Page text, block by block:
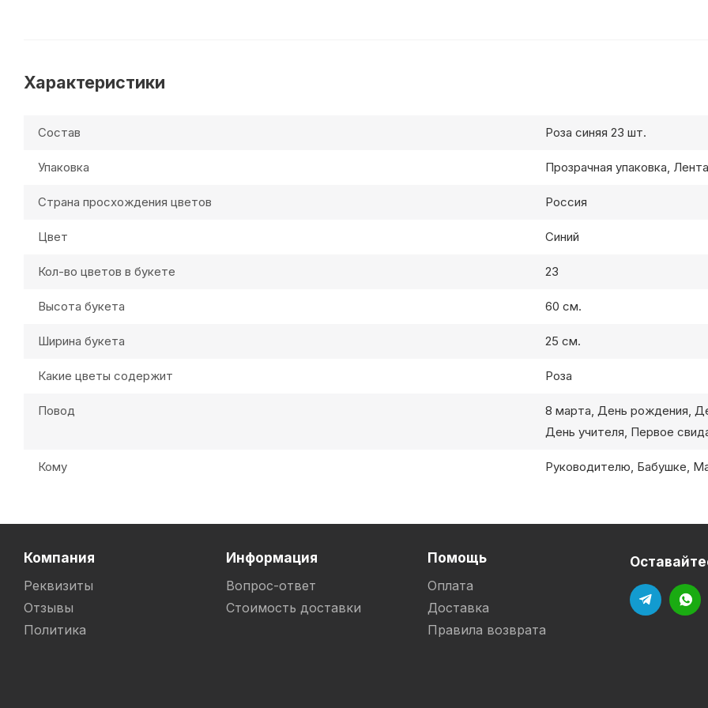
Характеристики
Состав Роза синяя 23 шт.
Упаковка Прозрачная упаковка, Лента
Страна просхождения цветов Россия
Цвет Синий
Кол-во цветов в букете 23
Высота букета 60 см.
Ширина букета 25 см.
Какие цветы содержит Роза
Повод
8 марта, День рождения,
День учителя, Первое
Кому Руководителю, Бабушке,
Компания
Реквизиты
Отзывы
Политика
Информация
Вопрос-ответ
Стоимость доставки
Помощь
Оплата
Доставка
Правила возврата